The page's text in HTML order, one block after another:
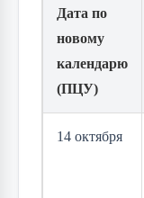
Дата по
новому
календарю
(ПЦУ)
14 октября